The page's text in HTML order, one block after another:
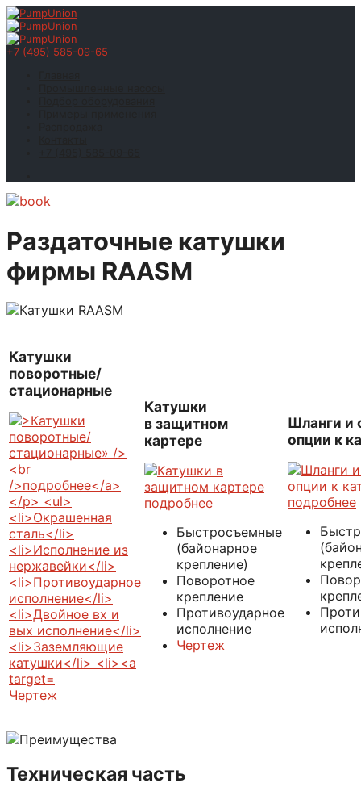
+7 (495) 585-09-65
Раздаточные катушки
фирмы RAASM
Катушки
поворотные/
стационарные
Чертеж
Катушки
в защитном
картере
подробнее
Быстросъемные
(байонарное
крепление)
Поворотное
крепление
Противоударное
исполнение
Чертеж
Шланги и
опции к
подробнее
Техническая часть